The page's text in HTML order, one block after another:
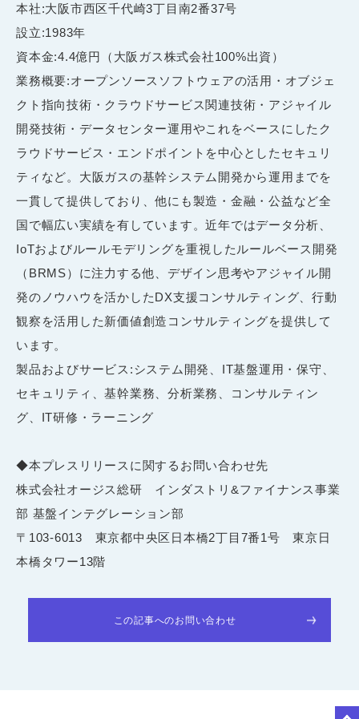
本社:大阪市西区千代崎3丁目南2番37号
設立:1983年
資本金:4.4億円（大阪ガス株式会社100%出資）
業務概要:オープンソースソフトウェアの活用・オブジェ
クト指向技術・クラウドサービス関連技術・アジャイル
開発技術・データセンター運用やこれをベースにしたク
ラウドサービス・エンドポイントを中心としたセキュリ
ティなど。大阪ガスの基幹システム開発から運用までを
一貫して提供しており、他にも製造・金融・公益など全
国で幅広い実績を有しています。近年ではデータ分析、
IoTおよびルールモデリングを重視したルールベース開発
（BRMS）に注力する他、デザイン思考やアジャイル開
発のノウハウを活かしたDX支援コンサルティング、行動
観察を活用した新価値創造コンサルティングを提供して
います。
製品およびサービス:システム開発、IT基盤運用・保守、
セキュリティ、基幹業務、分析業務、コンサルティン
グ、IT研修・ラーニング
◆本プレスリリースに関するお問い合わせ先
株式会社オージス総研 インダストリ&ファイナンス事業
部 基盤インテグレーション部
〒103-6013 東京都中央区日本橋2丁目7番1号 東京日
本橋タワー13階
この記事へのお問い合わせ